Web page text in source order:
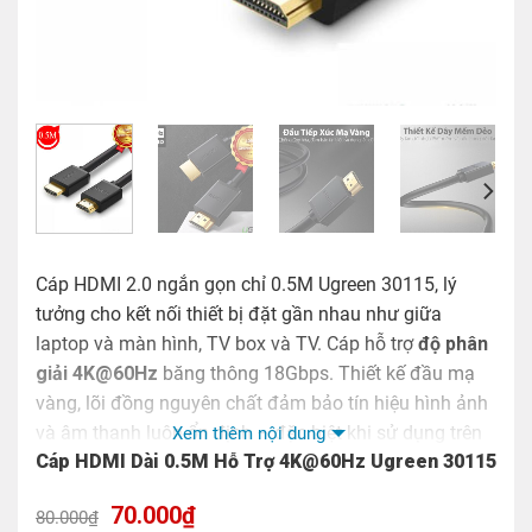
Cáp HDMI 2.0 ngắn gọn chỉ 0.5M Ugreen 30115, lý
tưởng cho kết nối thiết bị đặt gần nhau như giữa
laptop và màn hình, TV box và TV. Cáp hỗ trợđộ phân
giải 4K@60Hz băng thông 18Gbps. Thiết kế đầu mạ
vàng, lõi đồng nguyên chất đảm bảo tín hiệu hình ảnh
và âm thanh luôn ổn định – đặc biệt khi sử dụng trên
bàn làm việc hoặc kệ giải trí nhỏ gọn.
*Lưu Ý:
Xem thêm nội dung
Cáp HDMI Dài 0.5M Hỗ Trợ 4K@60Hz Ugreen 30115
80.000₫
Giá
70.000₫Giá